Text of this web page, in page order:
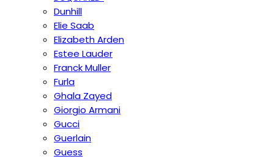
Dunhill
Elie Saab
Elizabeth Arden
Estee Lauder
Franck Muller
Furla
Ghala Zayed
Giorgio Armani
Gucci
Guerlain
Guess